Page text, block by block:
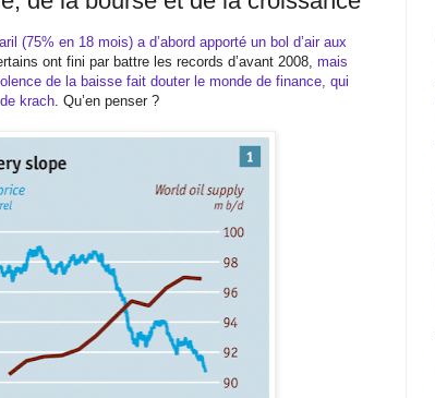
(75% en 18 mois) a d’abord apporté un bol d’air aux
ont fini par battre les records d’avant 2008, mais
de la baisse fait douter le monde de finance, qui
krach . Qu’en penser ?